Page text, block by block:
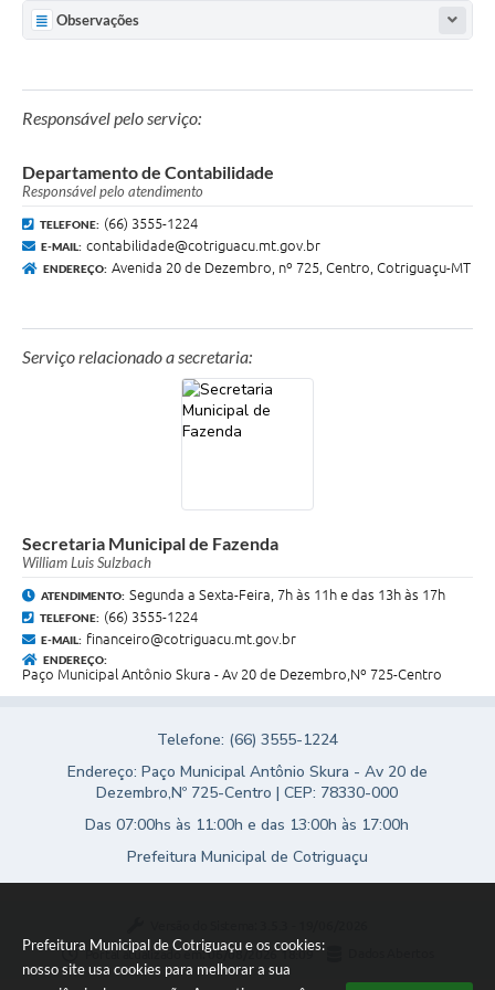
Prefeitura Municipal de Cotriguaçu e os cookies:
nosso site usa cookies para melhorar a sua
Agenda
Diário Oficial
Observações
Responsável pelo serviço:
Departamento de Contabilidade
Responsável pelo atendimento
TELEFONE: (66) 3555-1224
E-MAIL: contabilidade@cotriguacu.mt.gov.br
ENDEREÇO: Avenida 20 de Dezembro, nº 725, Centro, Cotriguaçu-MT
Serviço relacionado a secretaria:
Secretaria Municipal de Fazenda
William Luis Sulzbach
ATENDIMENTO: Segunda a Sexta-Feira, 7h às 11h e das 13h às 17h
TELEFONE: (66) 3555-1224
E-MAIL: financeiro@cotriguacu.mt.gov.br
ENDEREÇO:
Paço Municipal Antônio Skura - Av 20 de Dezembro,Nº 725-Centro
Telefone: (66) 3555-1224
Endereço: Paço Municipal Antônio Skura - Av 20 de
Dezembro,Nº 725-Centro | CEP: 78330-000
Das 07:00hs às 11:00h e das 13:00h às 17:00h
Prefeitura Municipal de Cotriguaçu
Portal atualizado em:06/08/2026 18:09